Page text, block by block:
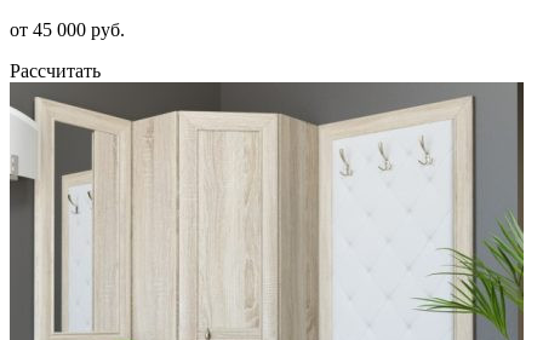
от 45 000 руб.
Рассчитать